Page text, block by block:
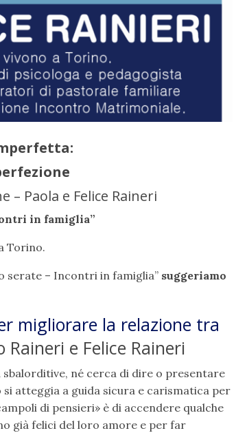
– Paola e Felice Raineri
in famiglia”
Torino.
serate – Incontri in famiglia” suggeriamo
migliorare la relazione tra
e Felice Raineri
né cerca di dire o presentare
atteggia a guida sicura e carismatica per
di pensieri» è di accendere qualche
già felici del loro amore e per far